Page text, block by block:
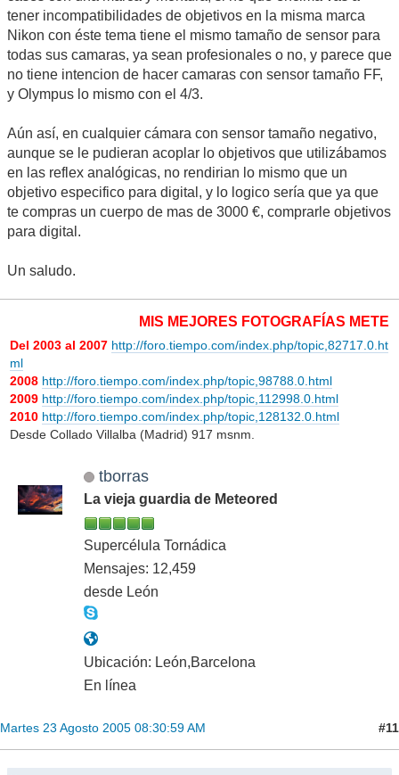
tener incompatibilidades de objetivos en la misma marca
Nikon con éste tema tiene el mismo tamaño de sensor para
todas sus camaras, ya sean profesionales o no, y parece que
no tiene intencion de hacer camaras con sensor tamaño FF,
y Olympus lo mismo con el 4/3.
Aún así, en cualquier cámara con sensor tamaño negativo,
aunque se le pudieran acoplar lo objetivos que utilizábamos
en las reflex analógicas, no rendirian lo mismo que un
objetivo especifico para digital, y lo logico sería que ya que
te compras un cuerpo de mas de 3000 €, comprarle objetivos
para digital.
Un saludo.
MIS MEJORES FOTOGRAFÍAS
Del 2003 al 2007 http://foro.tiempo.com/index.php/topic,82717.0.ht
ml
2008 http://foro.tiempo.com/index.php/topic,98788.0.html
2009 http://foro.tiempo.com/index.php/topic,112998.0.html
2010 http://foro.tiempo.com/index.php/topic,128132.0.html
Desde Collado Villalba (Madrid) 917 msnm.
tborras
La vieja guardia de Meteored
Supercélula Tornádica
Mensajes: 12,459
desde León
Ubicación: León,Barcelona
En línea
Martes 23 Agosto 2005 08:30:59 AM #11